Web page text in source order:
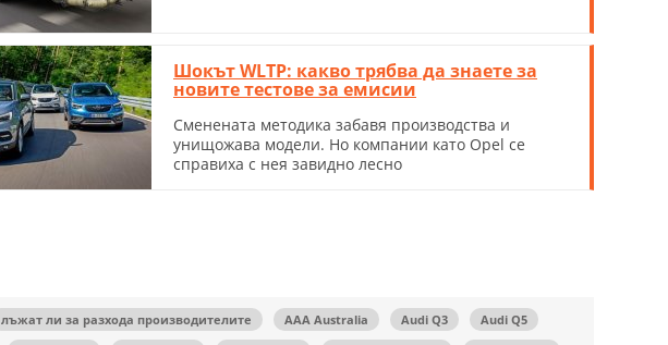
Шокът WLTP: какво трябва да знаете за
новите тестове за емисии
Сменената методика забавя производства и
унищожава модели. Но компании като Opel се
справиха с нея завидно лесно
лъжат ли за разхода производителите AAA Australia Audi Q3
Audi Q5